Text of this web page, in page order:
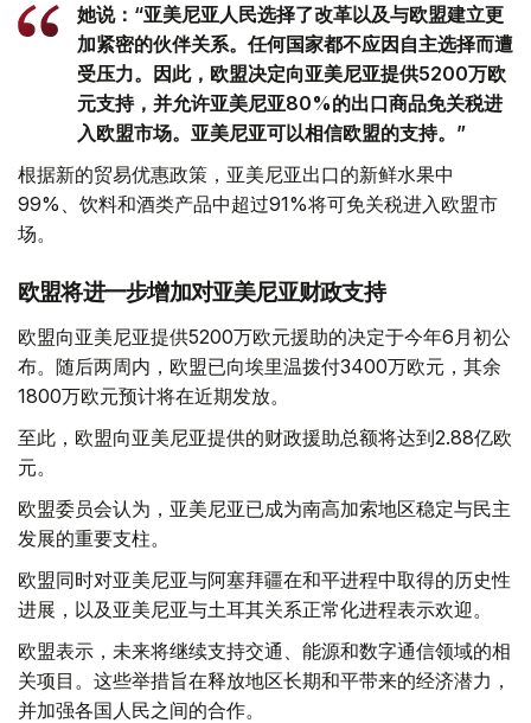
她说：“亚美尼亚人民选择了改革以及与欧盟建立更
加紧密的伙伴关系。任何国家都不应因自主选择而遭
受压力。因此，欧盟决定向亚美尼亚提供5200万欧
元支持，并允许亚美尼亚80%的出口商品免关税进
入欧盟市场。亚美尼亚可以相信欧盟的支持。”
根据新的贸易优惠政策，亚美尼亚出口的新鲜水果中
99%、饮料和酒类产品中超过91%将可免关税进入欧盟市
场。
欧盟将进一步增加对亚美尼亚财政支持
欧盟向亚美尼亚提供5200万欧元援助的决定于今年6月初公
布。随后两周内，欧盟已向埃里温拨付3400万欧元，其余
1800万欧元预计将在近期发放。
至此，欧盟向亚美尼亚提供的财政援助总额将达到2.88亿欧
元。
欧盟委员会认为，亚美尼亚已成为南高加索地区稳定与民主
发展的重要支柱。
欧盟同时对亚美尼亚与阿塞拜疆在和平进程中取得的历史性
进展，以及亚美尼亚与土耳其关系正常化进程表示欢迎。
欧盟表示，未来将继续支持交通、能源和数字通信领域的相
关项目。这些举措旨在释放地区长期和平带来的经济潜力，
并加强各国人民之间的合作。